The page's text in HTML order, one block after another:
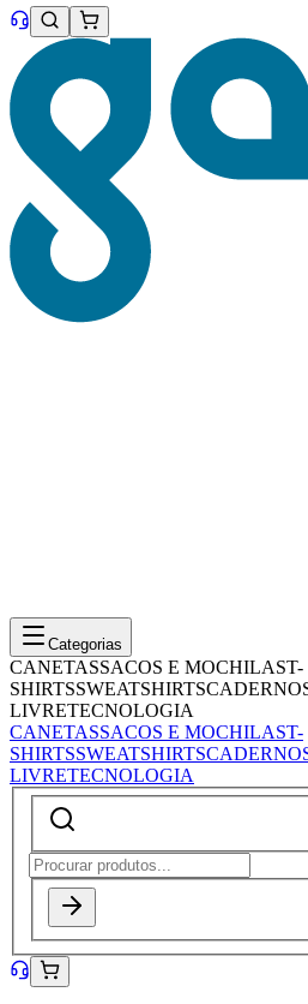
Categorias
CANETASSACOS E MOCHILAST-
SHIRTSSWEATSHIRTS
LIVRETECNOLOGIA
CANETASSACOS E MOCHILAST-
SHIRTSSWEATSHIRTS
LIVRETECNOLOGIA